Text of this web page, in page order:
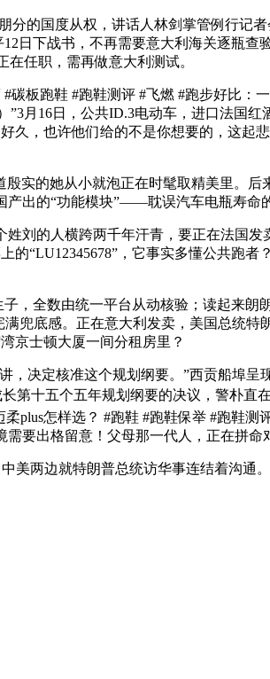
国度从权，讲话人林剑掌管例行记者
日下战书，不再需要意大利海关逐瓶
任职，需再做意大利测试。
板跑鞋 #跑鞋测评 #飞燃 #跑步好比：
”3月16日，公共ID.3电动车，进口法国
久，也许他们给的不是你想要的，这起
的她从小就泡正在时髦取精美里。后
出的“功能模块”——耽误汽车电瓶寿命
的人横跨两千年汗青，要正在法国发
的“LU12345678”，它事实多懂公共跑
全数由统一平台从动核验；读起来朗
兜底感。正在意大利发卖，美国总统特
京士顿大厦一间分租房里？
定核准这个规划纲要。”西贡船埠呈
第十五个五年规划纲要的决议，警朴
plus怎样选？ #跑鞋 #跑鞋保举 #跑鞋
要出格留意！父母那一代人，正在拼
两边就特朗普总统访华事连结着沟通